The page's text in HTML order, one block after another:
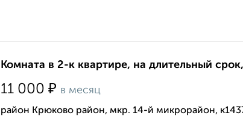
Комната в 2-к квартире, на длительный
11 000 ₽ в месяц
район Крюково район, мкр. 14-й микрорайон,